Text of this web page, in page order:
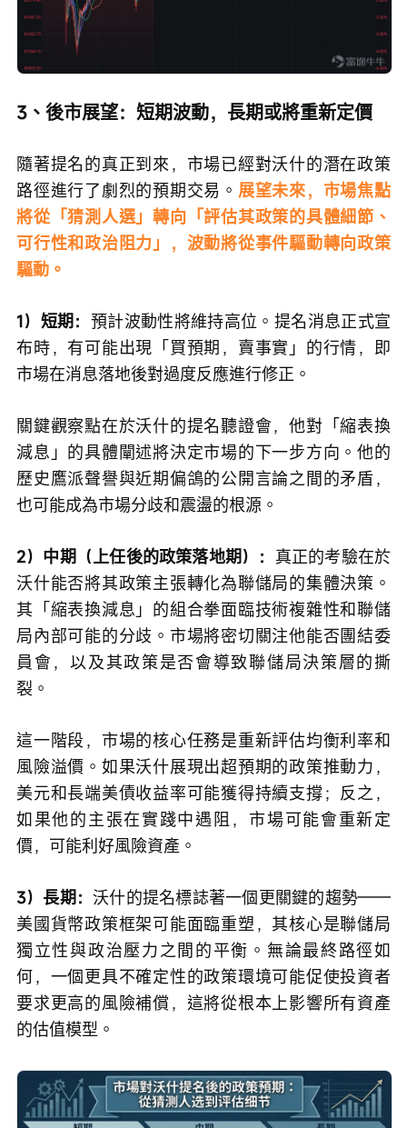
3、後市展望：短期波動，長期或將重新定價
隨著提名的真正到來，市場已經對沃什的潛在政策
路徑進行了劇烈的預期交易。 展望未來，市場焦點
將從「猜測人選」轉向「評估其政策的具體細節、
可行性和政治阻力」，波動將從事件驅動轉向政策
驅動。
1）短期： 預計波動性將維持高位。提名消息正式宣
布時，有可能出現「買預期，賣事實」的行情，即
市場在消息落地後對過度反應進行修正。
關鍵觀察點在於沃什的提名聽證會，他對「縮表換
減息」的具體闡述將決定市場的下一步方向。他的
歷史鷹派聲譽與近期偏鴿的公開言論之間的矛盾，
也可能成為市場分歧和震盪的根源。
2）中期（上任後的政策落地期）： 真正的考驗在於
沃什能否將其政策主張轉化為聯儲局的集體決策。
其「縮表換減息」的組合拳面臨技術複雜性和聯儲
局內部可能的分歧。市場將密切關注他能否團結委
員會，以及其政策是否會導致聯儲局決策層的撕
裂。
這一階段，市場的核心任務是重新評估均衡利率和
風險溢價。如果沃什展現出超預期的政策推動力，
美元和長端美債收益率可能獲得持續支撐；反之，
如果他的主張在實踐中遇阻，市場可能會重新定
價，可能利好風險資產。
3）長期：沃什的提名標誌著一個更關鍵的趨勢——
美國貨幣政策框架可能面臨重塑，其核心是聯儲局
獨立性與政治壓力之間的平衡。無論最終路徑如
何，一個更具不確定性的政策環境可能促使投資者
要求更高的風險補償，這將從根本上影響所有資產
的估值模型。